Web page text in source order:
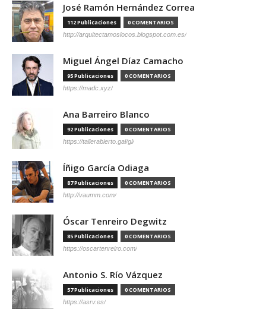
José Ramón Hernández Correa
112 Publicaciones 0 COMENTARIOS
http://arquitectamoslocos.blogspot.com.es/
Miguel Ángel Díaz Camacho
95 Publicaciones 0 COMENTARIOS
https://madc.xyz/
Ana Barreiro Blanco
92 Publicaciones 0 COMENTARIOS
https://tallerabierto.gal/gl/
Íñigo García Odiaga
87 Publicaciones 0 COMENTARIOS
http://vaumm.com/
Óscar Tenreiro Degwitz
85 Publicaciones 0 COMENTARIOS
https://oscartenreiro.com/
Antonio S. Río Vázquez
57 Publicaciones 0 COMENTARIOS
https://asrv.es/